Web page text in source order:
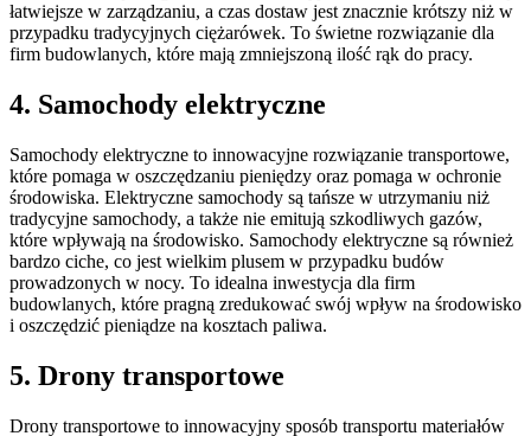
łatwiejsze w zarządzaniu, a czas dostaw jest znacznie krótszy niż w
przypadku tradycyjnych ciężarówek. To świetne rozwiązanie dla
firm budowlanych, które mają zmniejszoną ilość rąk do pracy.
4. Samochody elektryczne
Samochody elektryczne to innowacyjne rozwiązanie transportowe,
które pomaga w oszczędzaniu pieniędzy oraz pomaga w ochronie
środowiska. Elektryczne samochody są tańsze w utrzymaniu niż
tradycyjne samochody, a także nie emitują szkodliwych gazów,
które wpływają na środowisko. Samochody elektryczne są również
bardzo ciche, co jest wielkim plusem w przypadku budów
prowadzonych w nocy. To idealna inwestycja dla firm
budowlanych, które pragną zredukować swój wpływ na środowisko
i oszczędzić pieniądze na kosztach paliwa.
5. Drony transportowe
Drony transportowe to innowacyjny sposób transportu materiałów